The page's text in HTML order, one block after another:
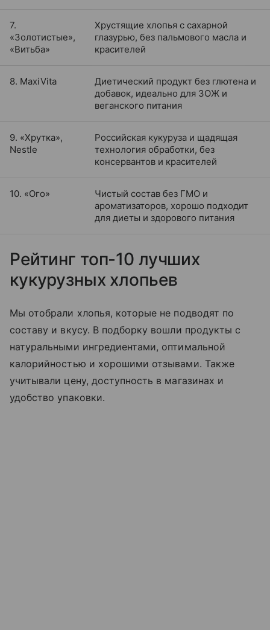
7.
«Золотистые»,
«Витьба»
Хрустящие хлопья с сахарной
глазурью, без пальмового масла и
красителей
8. MaxiVita
Диетический продукт без глютена и
добавок, идеально для ЗОЖ и
веганского питания
9. «Хрутка»,
Nestle
Российская кукуруза и щадящая
технология обработки, без
консервантов и красителей
10. «Ого»
Чистый состав без ГМО и
ароматизаторов, хорошо подходит
для диеты и здорового питания
Рейтинг топ-10 лучших
кукурузных хлопьев
Мы отобрали хлопья, которые не подводят по
составу и вкусу. В подборку вошли продукты с
натуральными ингредиентами, оптимальной
калорийностью и хорошими отзывами. Также
учитывали цену, доступность в магазинах и
удобство упаковки.